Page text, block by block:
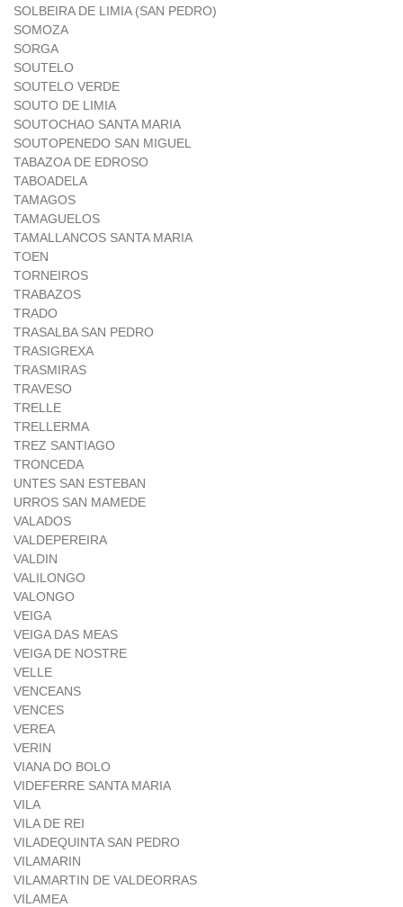
SOLBEIRA DE LIMIA (SAN PEDRO)
SOMOZA
SORGA
SOUTELO
SOUTELO VERDE
SOUTO DE LIMIA
SOUTOCHAO SANTA MARIA
SOUTOPENEDO SAN MIGUEL
TABAZOA DE EDROSO
TABOADELA
TAMAGOS
TAMAGUELOS
TAMALLANCOS SANTA MARIA
TOEN
TORNEIROS
TRABAZOS
TRADO
TRASALBA SAN PEDRO
TRASIGREXA
TRASMIRAS
TRAVESO
TRELLE
TRELLERMA
TREZ SANTIAGO
TRONCEDA
UNTES SAN ESTEBAN
URROS SAN MAMEDE
VALADOS
VALDEPEREIRA
VALDIN
VALILONGO
VALONGO
VEIGA
VEIGA DAS MEAS
VEIGA DE NOSTRE
VELLE
VENCEANS
VENCES
VEREA
VERIN
VIANA DO BOLO
VIDEFERRE SANTA MARIA
VILA
VILA DE REI
VILADEQUINTA SAN PEDRO
VILAMARIN
VILAMARTIN DE VALDEORRAS
VILAMEA